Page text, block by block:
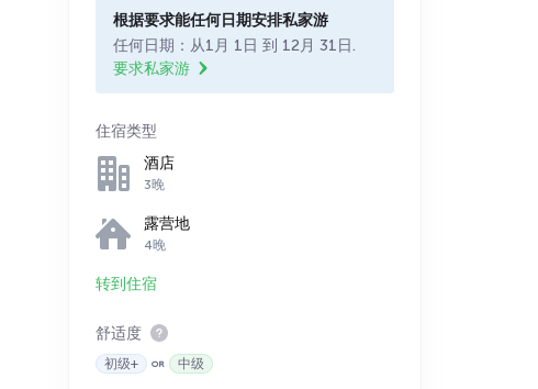
根据要求能任何日期安排私家游
任何日期：从1月 1日 到 12月 31日.
要求私家游
住宿类型
酒店
3晚
露营地
4晚
转到住宿
舒适度
初级+ 中级